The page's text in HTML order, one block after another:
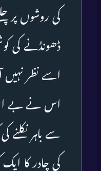
کی روشوں پر
ڈھونڈنے کی
اسے نظر نہیں
اس نے بے
سے باہر
کی چادر کا